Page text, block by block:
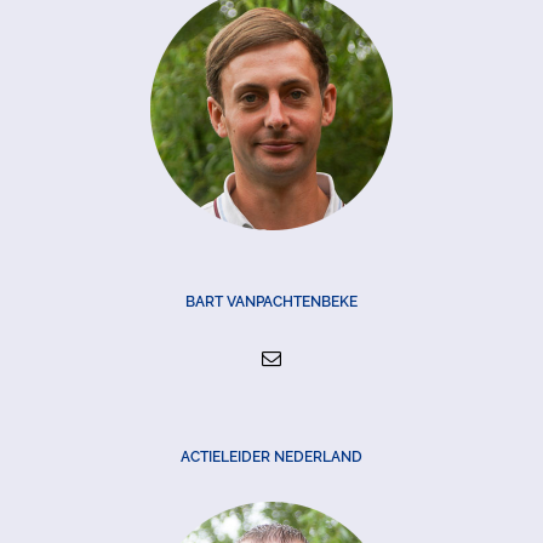
BART VANPACHTENBEKE
ACTIELEIDER NEDERLAND